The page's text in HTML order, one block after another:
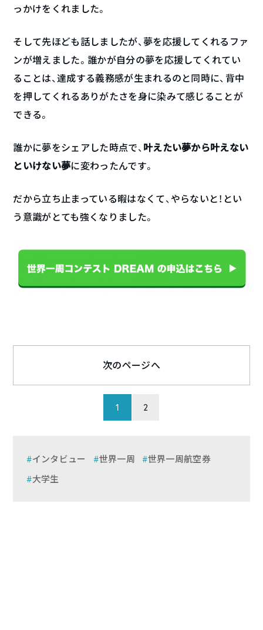
っかけをくれました。
そして先ほども話しましたが、夢を応援してくれるファ
ンが増えました。誰かが自分の夢を応援してくれてい
ることは、達成する義務感が生まれるのと同時に、背中
を押してくれるありがたさを身に染みて感じることが
できる。
誰かに夢をシェアした時点で、 叶えたい夢から叶えない
といけない夢に変わったんです。
だから立ち止まっている暇はなくて、やらないと！とい
う意識がとても強くなりました。
1 2
次のページへ
インタビュー 世界一周
世界一周航空券
大学生